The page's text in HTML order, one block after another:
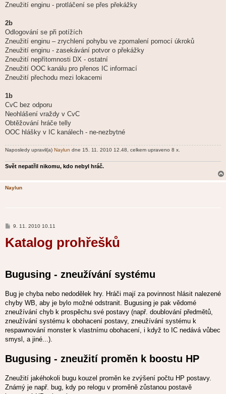
Zneužití enginu - protláčení se přes překážky
2b
Odlogování se při potížích
Zneužití enginu – zrychlení pohybu ve zpomalení pomocí úkroků
Zneužití enginu - zasekávání potvor o překážky
Zneužití nepřítomnosti DX - ostatní
Zneužití OOC kanálu pro přenos IC informací
Zneužití přechodu mezi lokacemi
1b
CvC bez odporu
Neohlášení vraždy v CvC
Obtěžování hráče telly
OOC hlášky v IC kanálech - ne-nezbytné
Naposledy upravil(a) Naylun dne 15. 11. 2010 12.48, celkem upraveno 8 x.
Svět nepatřil nikomu, kdo nebyl hráč.
Naylun
P
í
s
k
9. 11. 2010 10.11
Katalog prohřešků
Bugusing - zneužívání systému
Bug je chyba nebo nedodělek hry. Hráči mají za povinnost hlásit nalezené
chyby WB, aby je bylo možné odstranit. Bugusing je pak vědomé
zneužívání chyb k prospěchu své postavy (např. doublování předmětů,
zneužívání systému k obohacení postavy, zneužívání systému k
respawnování monster k vlastnímu obohacení, i když to IC nedává vůbec
smysl, a jiné...).
Bugusing - zneužití proměn k boostu HP
Zneužití jakéhokoli bugu kouzel proměn ke zvýšení počtu HP postavy.
Známý je např. bug, kdy po relogu v proměně zůstanou postavě